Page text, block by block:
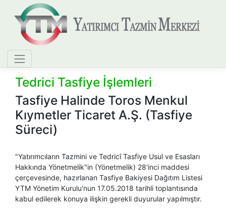
Tedrici Tasfiye İşlemleri
​Tasfiye Halinde Toros Menkul
Kıymetler Ticaret A.Ş. (Tasfiye
Süreci)
"Yatırımcıların Tazmini ve Tedricî Tasfiye Usul ve Esasları
Hakkında Yönetmelik"in (Yönetmelik) 28'inci maddesi
çerçevesinde, hazırlanan Tasfiye Bakiyesi Dağıtım Listesi
YTM Yönetim Kurulu'nun 17.05.2018 tarihli toplantısında
kabul edilerek konuya ilişkin gerekli duyurular yapılmıştır.